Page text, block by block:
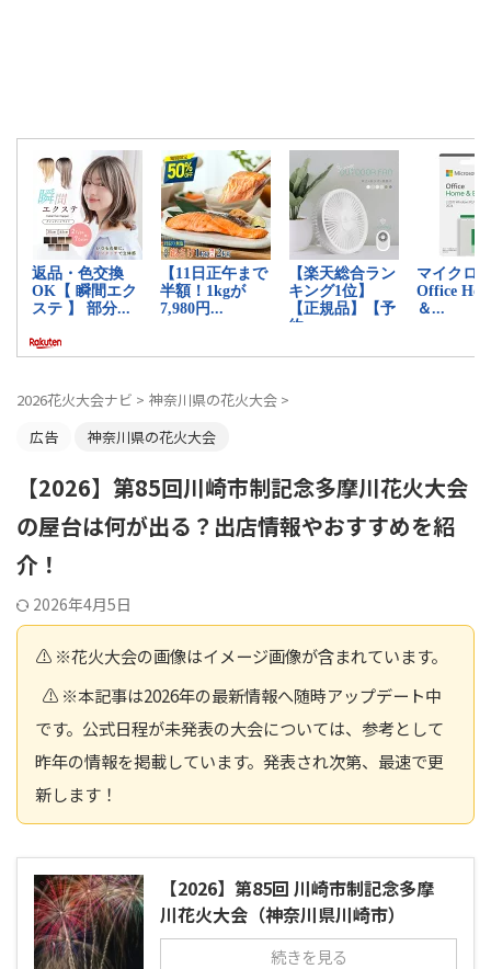
2026花火大会ナビ > 神奈川県の花火大会 >
広告
神奈川県の花火大会
【2026】第85回川崎市制記念多摩川花火大会
の屋台は何が出る？出店情報やおすすめを紹
介！
2026年4月5日
⚠️ ※花火大会の画像はイメージ画像が含まれています。
⚠️ ※本記事は2026年の最新情報へ随時アップデート中
です。公式日程が未発表の大会については、参考として
昨年の情報を掲載しています。発表され次第、最速で更
新します！
【2026】第85回 川崎市制記念多摩
川花火大会（神奈川県川崎市）
続きを見る